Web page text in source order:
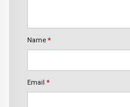
Name *
Email *